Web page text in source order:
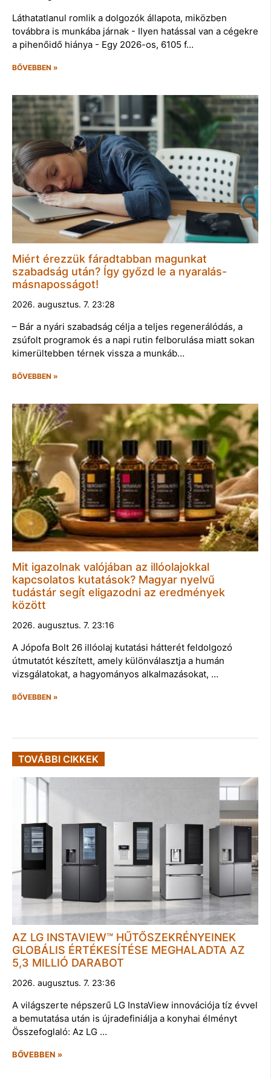
Láthatatlanul romlik a dolgozók állapota, miközben
továbbra is munkába járnak - Ilyen hatással van a cégekre
a pihenőidő hiánya - Egy 2026-os, 6105 f…
BŐVEBBEN »
Miért érezzük fáradtabban magunkat
szabadság után? Így győzd le a nyaralás-
másnaposságot!
2026. augusztus. 7. 23:28
– Bár a nyári szabadság célja a teljes regenerálódás, a
zsúfolt programok és a napi rutin felborulása miatt sokan
kimerültebben térnek vissza a munkáb…
BŐVEBBEN »
Mit igazolnak valójában az illóolajokkal
kapcsolatos kutatások? Magyar nyelvű
tudástár segít eligazodni az eredmények
között
2026. augusztus. 7. 23:16
A Jópofa Bolt 26 illóolaj kutatási hátterét feldolgozó
útmutatót készített, amely különválasztja a humán
vizsgálatokat, a hagyományos alkalmazásokat, …
BŐVEBBEN »
TOVÁBBI CIKKEK
AZ LG INSTAVIEW™ HŰTŐSZEKRÉNYEINEK
GLOBÁLIS ÉRTÉKESÍTÉSE MEGHALADTA AZ
5,3 MILLIÓ DARABOT
2026. augusztus. 7. 23:36
A világszerte népszerű LG InstaView innovációja tíz évvel
a bemutatása után is újradefiniálja a konyhai élményt
Összefoglaló: Az LG …
BŐVEBBEN »